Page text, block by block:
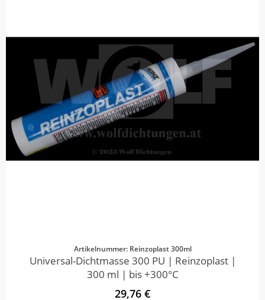
Artikelnummer: Reinzoplast 300ml
Universal-Dichtmasse 300 PU | Reinzoplast |
300 ml | bis +300°C
29,76 €